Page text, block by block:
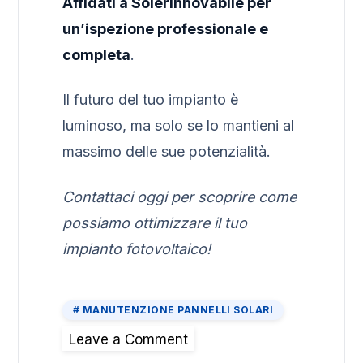
un’ispezione professionale e
completa.
Il futuro del tuo impianto è
luminoso, ma solo se lo mantieni al
massimo delle sue potenzialità.
Contattaci oggi per scoprire come
possiamo ottimizzare il tuo
impianto fotovoltaico!
MANUTENZIONE PANNELLI SOLARI
Leave a Comment